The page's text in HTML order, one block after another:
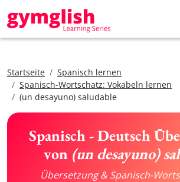
Startseite
Spanisch lernen
Spanisch-Wortschatz: Vokabeln lernen
(un desayuno) saludable
Spanisch - Deutsch
von (un desayuno)
Übersetzung & Spanisch-